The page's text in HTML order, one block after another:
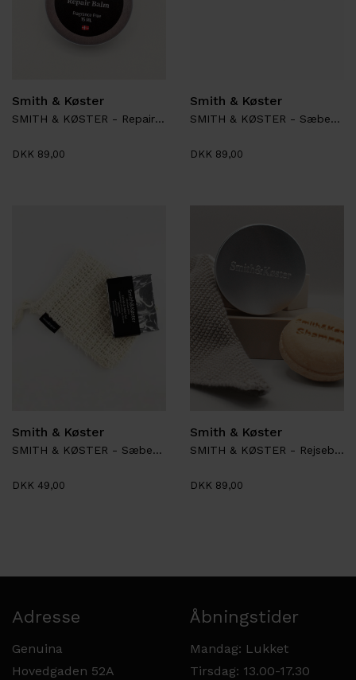
Smith & Køster
SMITH & KØSTER - Repair Balm
DKK 89,00
Smith & Køster
SMITH & KØSTER - Sæbebakke
DKK 89,00
Smith & Køster
SMITH & KØSTER - Sæbepose
DKK 49,00
Smith & Køster
SMITH & KØSTER - Rejsebeholder
DKK 89,00
Adresse
Genuina
Hovedgaden 52A
Åbningstider
Mandag: Lukket
Tirsdag: 13.00-17.30